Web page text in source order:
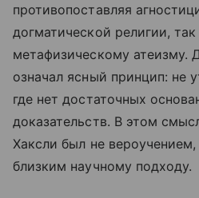
противопоставляя
догматической религии,
метафизическому атеизму.
означал ясный принцип: не
где нет достаточных
доказательств. В этом
Хаксли был не
близким научному подходу.